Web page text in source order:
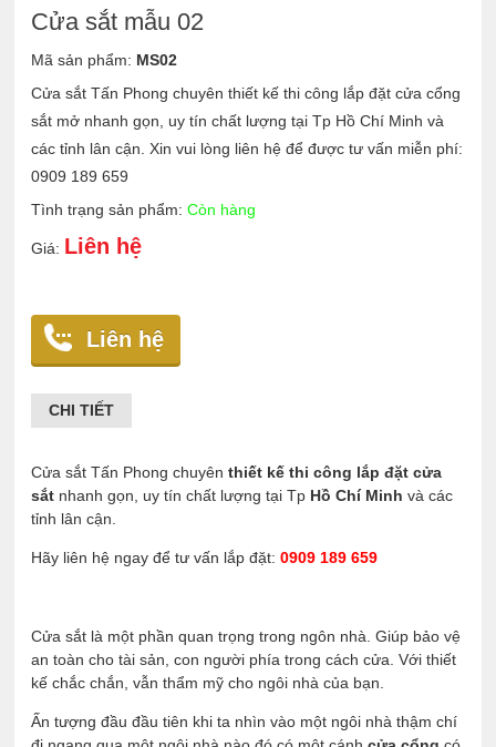
Cửa sắt mẫu 02
Mã sản phẩm: MS02
Cửa sắt Tấn Phong chuyên thiết kế thi công lắp đặt cửa cổng
sắt mở nhanh gọn, uy tín chất lượng tại Tp Hồ Chí Minh và
các tỉnh lân cận. Xin vui lòng liên hệ để được tư vấn miễn phí:
0909 189 659
Tình trạng sản phẩm:Còn hàng
Giá: Liên hệ
Liên hệ
CHI TIẾT
Cửa sắt Tấn Phong chuyênthiết kế thi công lắp đặt cửa
sắt nhanh gọn, uy tín chất lượng tại Tp Hồ Chí Minh và các
tỉnh lân cận.
Hãy liên hệ ngay để tư vấn lắp đặt:0909 189 659
Cửa sắt là một phần quan trọng trong ngôn nhà. Giúp bảo vệ
an toàn cho tài sản, con người phía trong cách cửa. Với thiết
kế chắc chắn, vẫn thẩm mỹ cho ngôi nhà của bạn.
Ấn tượng đầu đầu tiên khi ta nhìn vào một ngôi nhà thậm chí